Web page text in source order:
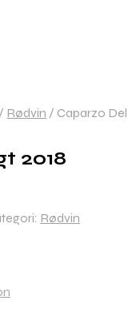
/ Rødvin / Caparzo Del
2018
Rødvin